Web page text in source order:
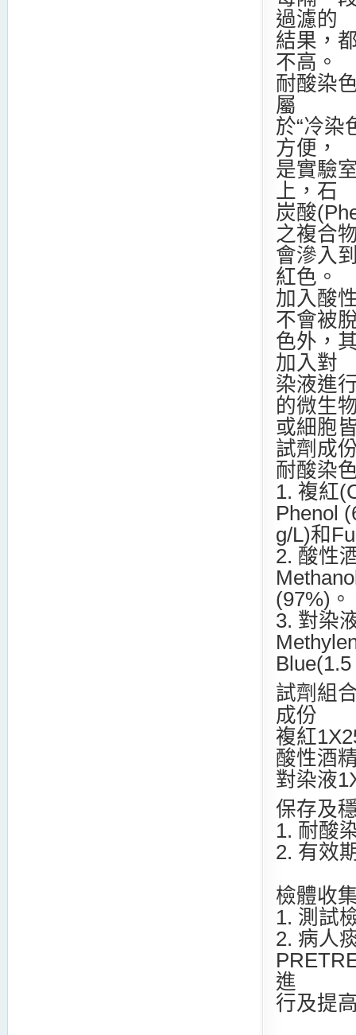
過濾的
結果，
不高。
耐酸染
屬
於“冷染
方便，
是實驗
上，石
炭酸
之複合
會滲入
紅色。
加入酸
不會被
色外，
加入對
染液進
的微生
或細胞
試劑成
耐酸染
1. 複紅
Phenol
g/L)和
2. 酸性
(97%)。
3. 對染
試劑組
成份
複紅
酸性酒
對染液
保存及
1. 耐酸
2. 有效
檢體收
1. 測試
2. 病人
進
行及提